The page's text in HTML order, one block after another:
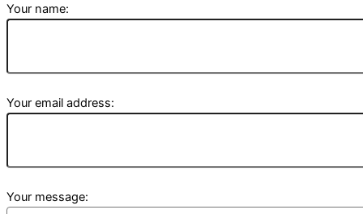
Your name:
Your email address:
Your message: